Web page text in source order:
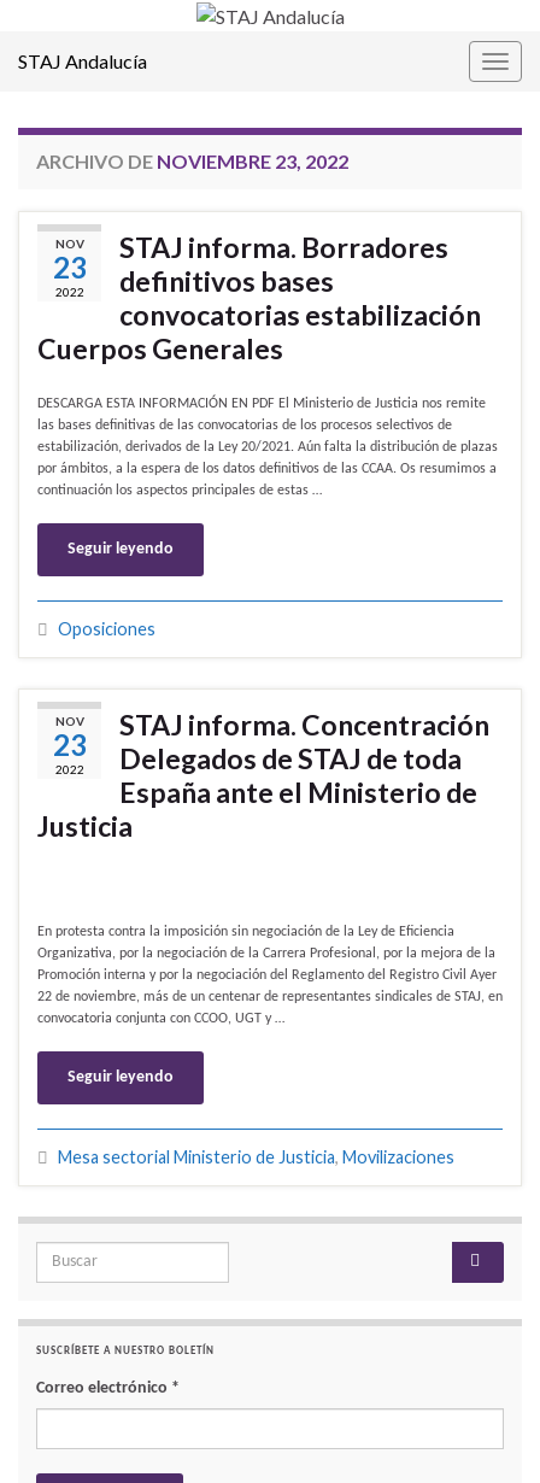
STAJ Andalucía
ARCHIVO DE NOVIEMBRE 23, 2022
NOV
23
2022
STAJ informa. Borradores
definitivos bases
convocatorias estabilización
Cuerpos Generales
DESCARGA ESTA INFORMACIÓN EN PDF El Ministerio de Justicia nos remite
las bases definitivas de las convocatorias de los procesos selectivos de
estabilización, derivados de la Ley 20/2021. Aún falta la distribución de plazas
por ámbitos, a la espera de los datos definitivos de las CCAA. Os resumimos a
continuación los aspectos principales de estas …
Seguir leyendo
Oposiciones
NOV
23
2022
STAJ informa. Concentración
Delegados de STAJ de toda
España ante el Ministerio de
Justicia
En protesta contra la imposición sin negociación de la Ley de Eficiencia
Organizativa, por la negociación de la Carrera Profesional, por la mejora de la
Promoción interna y por la negociación del Reglamento del Registro Civil Ayer
22 de noviembre, más de un centenar de representantes sindicales de STAJ, en
convocatoria conjunta con CCOO, UGT y …
Seguir leyendo
Mesa sectorial Ministerio de Justicia, Movilizaciones
Search for:
SUSCRÍBETE A NUESTRO BOLETÍN
Correo electrónico *